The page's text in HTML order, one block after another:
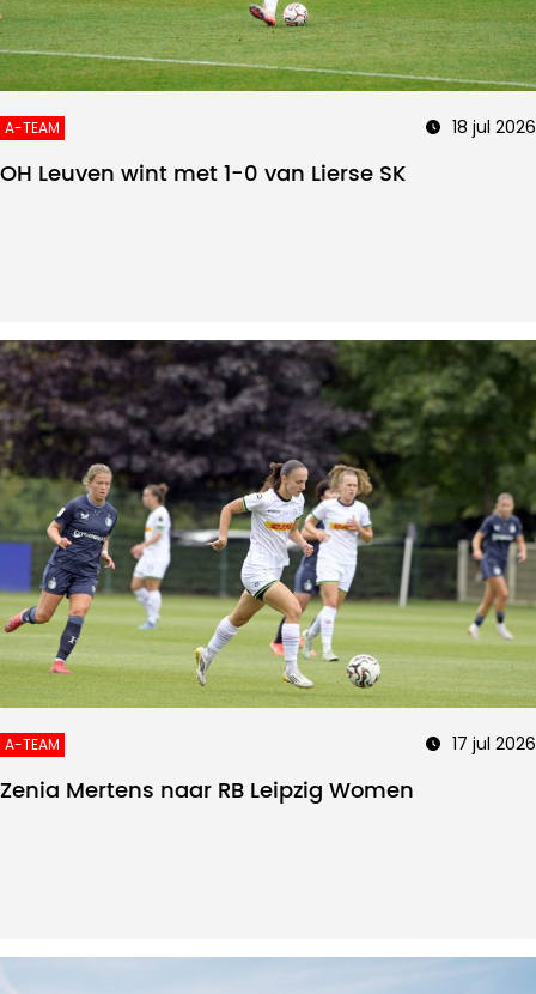
A-TEAM 18 jul 2026
OH Leuven wint met 1-0 van Lierse SK
A-TEAM 17 jul 2026
Zenia Mertens naar RB Leipzig Women